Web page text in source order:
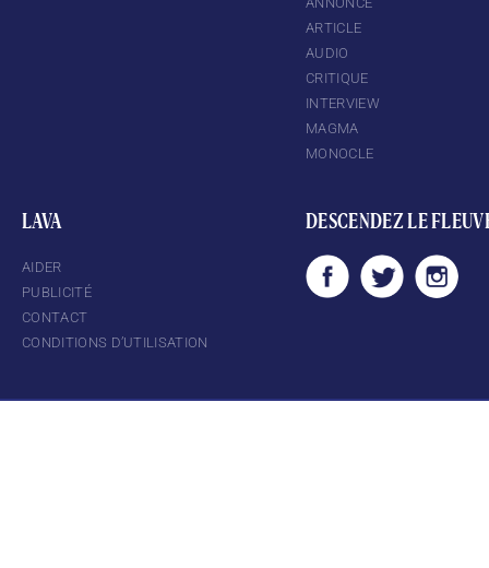
ARTICLE
AUDIO
CRITIQUE
INTERVIEW
MAGMA
MONOCLE
LAVA
AIDER
PUBLICITÉ
CONTACT
CONDITIONS D’UTILISATION
DESCENDEZ LE